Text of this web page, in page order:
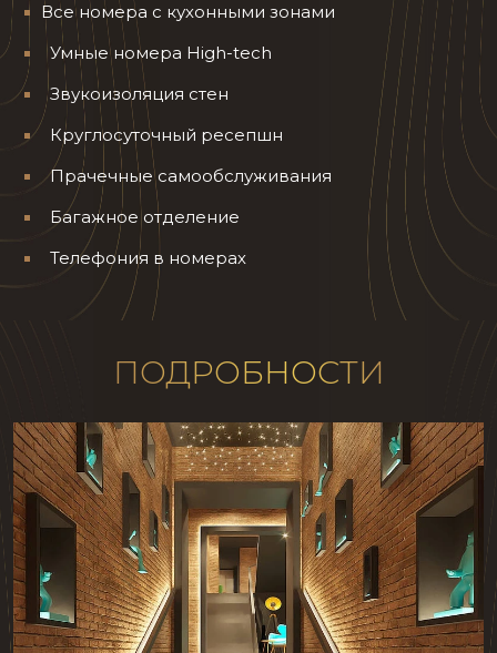
Все номера с кухонными зонами
Умные номера High-tech
Звукоизоляция стен
Круглосуточный ресепшн
Прачечные самообслуживания
Багажное отделение
Телефония в номерах
ПОДРОБНОСТИ